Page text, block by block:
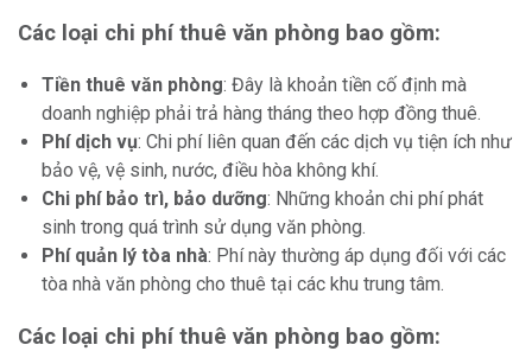
Các loại chi phí thuê văn phòng bao gồm:
Tiền thuê văn phòng: Đây là khoản tiền cố định mà
doanh nghiệp phải trả hàng tháng theo hợp đồng thuê.
Phí dịch vụ: Chi phí liên quan đến các dịch vụ tiện ích như
bảo vệ, vệ sinh, nước, điều hòa không khí.
Chi phí bảo trì, bảo dưỡng: Những khoản chi phí phát
sinh trong quá trình sử dụng văn phòng.
Phí quản lý tòa nhà: Phí này thường áp dụng đối với các
tòa nhà văn phòng cho thuê tại các khu trung tâm.
Các loại chi phí thuê văn phòng bao gồm: